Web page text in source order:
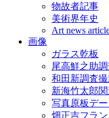
物故者記事
美術界年史
Art news
画像
ガラス乾板
尾高鮮之助
和田新調査
新海竹太郎
写真原板デー
畑正吉フラ